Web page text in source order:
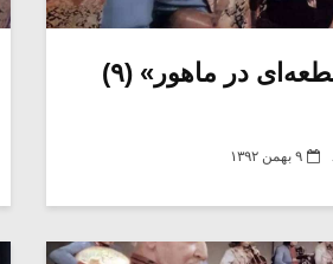
در ماهور» (۹)
۹ بهمن ۱۳۹۲